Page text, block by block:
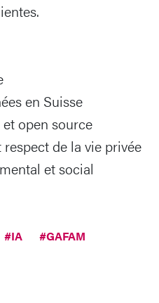
en Suisse
open source
de la vie privée
et social
#IA
#GAFAM